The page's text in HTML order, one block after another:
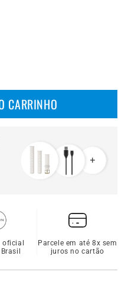
CARRINHO
oficial
Parcele em até 8x sem
juros no cartão